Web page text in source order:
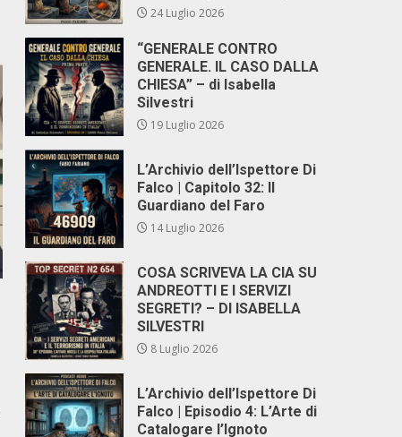
24 Luglio 2026
“GENERALE CONTRO
GENERALE. IL CASO DALLA
CHIESA” – di Isabella
Silvestri
19 Luglio 2026
L’Archivio dell’Ispettore Di
Falco | Capitolo 32: Il
Guardiano del Faro
14 Luglio 2026
COSA SCRIVEVA LA CIA SU
ANDREOTTI E I SERVIZI
SEGRETI? – DI ISABELLA
SILVESTRI
8 Luglio 2026
L’Archivio dell’Ispettore Di
Falco | Episodio 4: L’Arte di
Catalogare l’Ignoto